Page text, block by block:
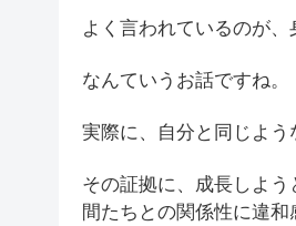
よく言われているのが
なんていうお話ですね。
実際に、自分と同じよう
その証拠に、成長しよ
間たちとの関係性に違和